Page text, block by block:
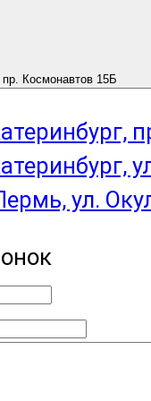
пр. Космонавтов 15Б
ул.